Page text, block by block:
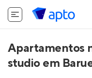
Apartamentos
studio em